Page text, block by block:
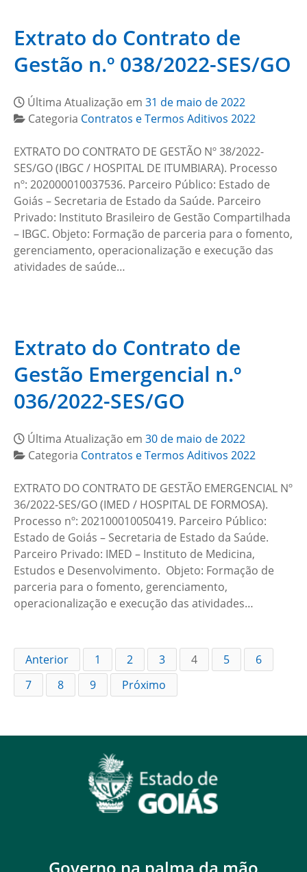
Extrato do Contrato de
Gestão n.º 038/2022-SES/GO
Última Atualização em 31 de maio de 2022
Categoria Contratos e Termos Aditivos 2022
EXTRATO DO CONTRATO DE GESTÃO Nº 38/2022-
SES/GO (IBGC / HOSPITAL DE ITUMBIARA). Processo
nº: 202000010037536. Parceiro Público: Estado de
Goiás – Secretaria de Estado da Saúde. Parceiro
Privado: Instituto Brasileiro de Gestão Compartilhada
– IBGC. Objeto: Formação de parceria para o fomento,
gerenciamento, operacionalização e execução das
atividades de saúde…
Extrato do Contrato de
Gestão Emergencial n.º
036/2022-SES/GO
Última Atualização em 30 de maio de 2022
Categoria Contratos e Termos Aditivos 2022
EXTRATO DO CONTRATO DE GESTÃO EMERGENCIAL Nº
36/2022-SES/GO (IMED / HOSPITAL DE FORMOSA).
Processo nº: 202100010050419. Parceiro Público:
Estado de Goiás – Secretaria de Estado da Saúde.
Parceiro Privado: IMED – Instituto de Medicina,
Estudos e Desenvolvimento. Objeto: Formação de
parceria para o fomento, gerenciamento,
operacionalização e execução das atividades…
Anterior 1 2 3 4 5
6
7
8 9 Próximo